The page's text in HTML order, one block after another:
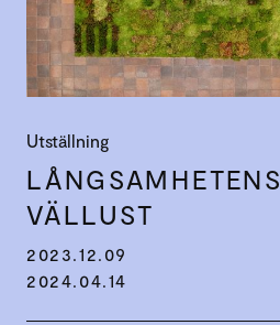
Utställning
LÅNGSAM­HETENS
VÄLLUST
2023.12.09
2024.04.14